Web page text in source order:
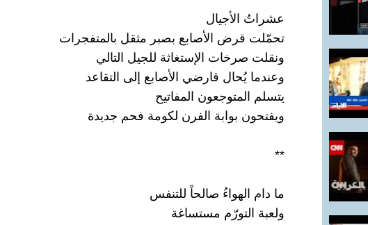
عشراتُ الأجيال
تحمّلت قرض الأصابع بصبر مثقل بالمتفجرات
ونقلت صرخات الإستغاثة للجيل التالي
وعندما يُحال قارضي الأصابع إلى التقاعد
يتسلم المتوجعون المفاتيح
ويفتحون بوابة الفرن لكومة فحم جديدة
**
ما دام الهواءُ صالحاً للتنفس
ولعبة التورّم مستساغة